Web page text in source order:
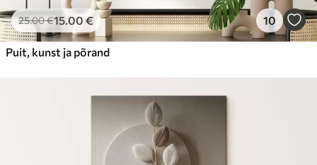
25.00€15.00 € 10
Puit, kunst ja põrand